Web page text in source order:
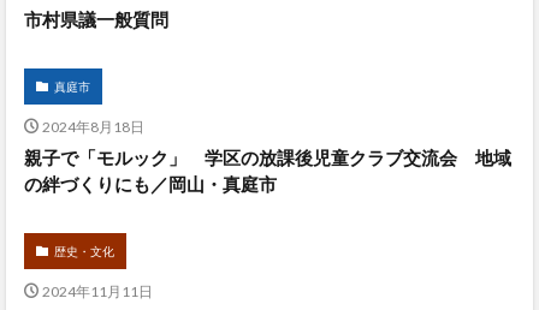
市村県議一般質問
真庭市
2024年8月18日
親子で「モルック」 学区の放課後児童クラブ交流会 地域
の絆づくりにも／岡山・真庭市
歴史・文化
2024年11月11日